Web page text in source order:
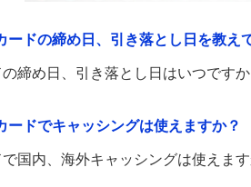
ードの締め日、引き落とし日を教え
締め日、引き落とし日はいつですか
ードでキャッシングは使えますか？
国内、海外キャッシングは使えます